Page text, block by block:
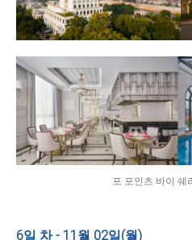
포 포인츠 바이 쉐
6일 차 - 11월 02일(월)